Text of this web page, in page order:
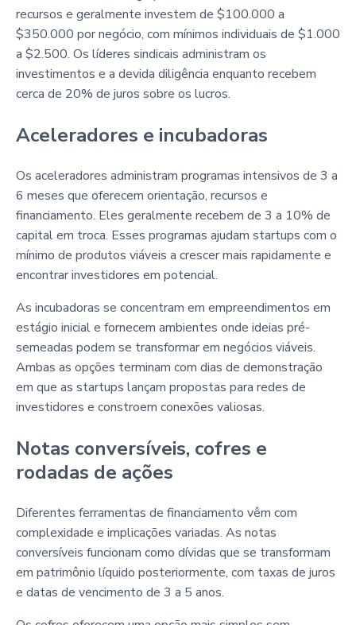
recursos e geralmente investem de $100.000 a
$350.000 por negócio, com mínimos individuais de $1.000
a $2.500. Os líderes sindicais administram os
investimentos e a devida diligência enquanto recebem
cerca de 20% de juros sobre os lucros.
Aceleradores e incubadoras
Os aceleradores administram programas intensivos de 3 a
6 meses que oferecem orientação, recursos e
financiamento. Eles geralmente recebem de 3 a 10% de
capital em troca. Esses programas ajudam startups com o
mínimo de produtos viáveis a crescer mais rapidamente e
encontrar investidores em potencial.
As incubadoras se concentram em empreendimentos em
estágio inicial e fornecem ambientes onde ideias pré-
semeadas podem se transformar em negócios viáveis.
Ambas as opções terminam com dias de demonstração
em que as startups lançam propostas para redes de
investidores e constroem conexões valiosas.
Notas conversíveis, cofres e
rodadas de ações
Diferentes ferramentas de financiamento vêm com
complexidade e implicações variadas. As notas
conversíveis funcionam como dívidas que se transformam
em patrimônio líquido posteriormente, com taxas de juros
e datas de vencimento de 3 a 5 anos.